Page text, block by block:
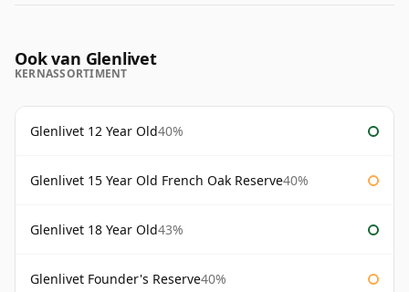
Ook van Glenlivet
KERNASSORTIMENT
Glenlivet 12 Year Old40%
Glenlivet 15 Year Old French Oak Reserve40%
Glenlivet 18 Year Old43%
Glenlivet Founder's Reserve40%